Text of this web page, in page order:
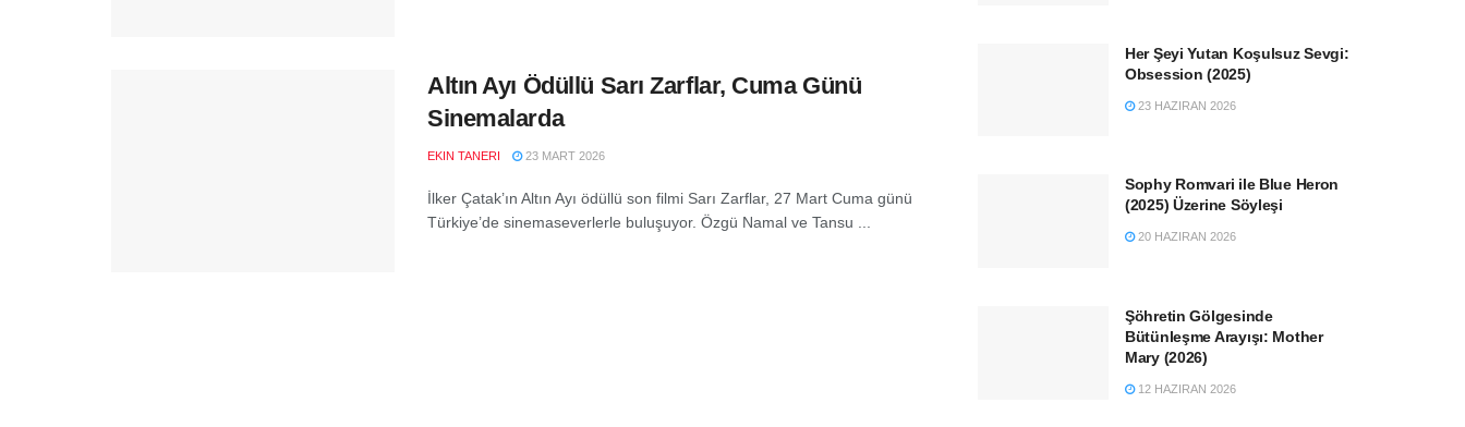
Altın Ayı Ödüllü Sarı Zarflar, Cuma Günü
Sinemalarda
EKIN TANERI 23 MART 2026
İlker Çatak’ın Altın Ayı ödüllü son filmi Sarı Zarflar, 27 Mart Cuma günü
Türkiye’de sinemaseverlerle buluşuyor. Özgü Namal ve Tansu ...
Her Şeyi Yutan Koşulsuz Sevgi:
Obsession (2025)
23 HAZIRAN 2026
Sophy Romvari ile Blue Heron
(2025) Üzerine Söyleşi
20 HAZIRAN 2026
Şöhretin Gölgesinde
Bütünleşme Arayışı: Mother
Mary (2026)
12 HAZIRAN 2026